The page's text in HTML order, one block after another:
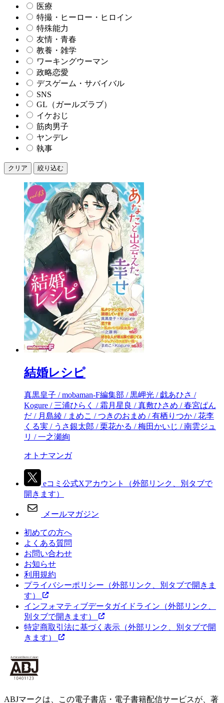
医療
特撮・ヒーロー・ヒロイン
特殊能力
友情・青春
教養・雑学
ワーキングウーマン
政略恋愛
デスゲーム・サバイバル
SNS
GL（ガールズラブ）
イケおじ
筋肉男子
ヤンデレ
執事
クリア 絞り込む
結婚レシピ
真黒皇子 / mobaman-F編集部 / 黒岬光 / 戯あひさ /
Kogure / 三浦ひらく / 霜月星良 / 真敷ひさめ / 春宮ぱん
だ / 月島綾 / まめこ / つきのおまめ / 有栖りつか / 花李
くる実 / うさ銀太郎 / 栗花かる / 梅田かいじ / 南雲ジュ
リ / 一之瀬絢
オトナマンガ
eコミ公式Xアカウント
（外部リンク、別タブで
開きます）
メールマガジン
初めての方へ
よくある質問
お問い合わせ
お知らせ
利用規約
プライバシーポリシー （外部リンク、別タブで開きま
す）
インフォマティブデータガイドライン （外部リンク、
別タブで開きます）
特定商取引法に基づく表示 （外部リンク、別タブで開
きます）
ABJマークは、この電子書店・電子書籍配信サービスが、著